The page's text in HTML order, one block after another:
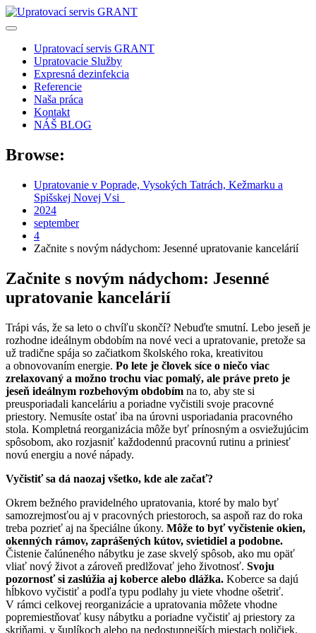
Skip
to
Upratovací servis GRANT
Upratovacie Služby
Expresná dezinfekcia
Referencie
Naša práca
Kontakt
NÁŠ BLOG
Browse:
Upratovanie v Poprade, Vysokých Tatrách, Kežmarku a
Spišskej Novej Vsi
2024
september
4
Začnite s novým nádychom: Jesenné upratovanie kancelárií
Začnite s novým nádychom: Jesenné
upratovanie kancelárií
Trápi vás, že sa leto o chvíľu skončí? Nebuďte smutní. Lebo jeseň je
rozhodne ideálnym obdobím na nové veci a upratovanie, pretože sa
už tradične spája so začiatkom školského roka, kreativitou
a obnovovaním energie. Po lete je človek síce o niečo viac
zrelaxovaný a možno trochu viac pomalý, ale práve preto je
jeseň ideálnym rozbehovým obdobím na to, aby ste si
preusporiadali kanceláriu a poriadne vyčistili svoje pracovné
priestory. Nemusíte ostať iba na úrovni usporiadania pracovného
stola. Kompletná reorganizácia môže byť prínosným a osviežujúcim
spôsobom, ako rozjasniť každodennú pracovnú rutinu a priniesť
novú energiu a nové nápady.
Vyčistiť sa dá naozaj všetko, kde ale začať?
Okrem bežného pravidelného upratovania, ktoré by malo byť
samozrejmosťou aj v pracovných priestoroch, sa aspoň raz do roka
treba pozrieť aj na špeciálne úkony. Môže to byť vyčistenie okien,
okenných rámov, zaprášených kútov, svietidiel a podobne.
Čistenie čalúneného nábytku je zase skvelý spôsob, ako mu opäť
vliať nový život a zároveň predlžovať jeho životnosť. Svoju
pozornosť si zaslúžia aj koberce alebo dlážka. Koberce sa dajú
hĺbkovo vyčistiť a podľa typu podlahy ju viete vhodne ošetriť.
V rámci celkovej reorganizácie a upratovania môžete vhodne
popremiestňovať kusy nábytku a poriadne vyčistiť aj priestory za
skriňami, v šuplíkoch alebo na nedostupnejších miestach poličiek.